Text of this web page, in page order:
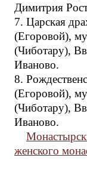
Димитрия
7. Царская
(Егоровой),
(Чиботару),
Иваново.
8.
(Егоровой),
(Чиботару),
Иваново.
женского